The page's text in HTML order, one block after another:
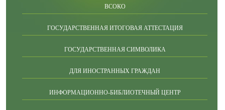
ВСОКО
ГОСУДАРСТВЕННАЯ ИТОГОВАЯ АТТЕСТАЦИЯ
ГОСУДАРСТВЕННАЯ СИМВОЛИКА
ДЛЯ ИНОСТРАННЫХ ГРАЖДАН
ИНФОРМАЦИОННО-БИБЛИОТЕЧНЫЙ ЦЕНТР